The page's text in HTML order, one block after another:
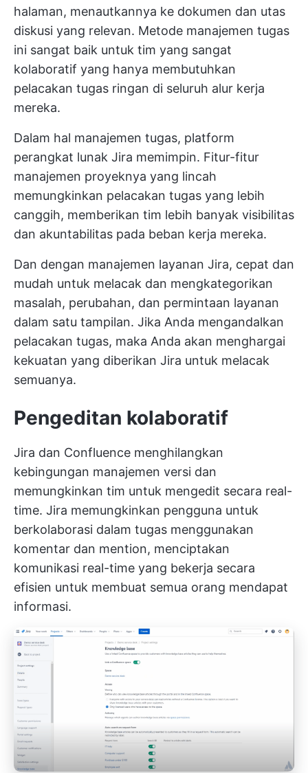
halaman, menautkannya ke dokumen dan utas
diskusi yang relevan. Metode manajemen tugas
ini sangat baik untuk tim yang sangat
kolaboratif yang hanya membutuhkan
pelacakan tugas ringan di seluruh alur kerja
mereka.
Dalam hal manajemen tugas, platform
perangkat lunak Jira memimpin. Fitur-fitur
manajemen proyeknya yang lincah
memungkinkan pelacakan tugas yang lebih
canggih, memberikan tim lebih banyak visibilitas
dan akuntabilitas pada beban kerja mereka.
Dan dengan manajemen layanan Jira, cepat dan
mudah untuk melacak dan mengkategorikan
masalah, perubahan, dan permintaan layanan
dalam satu tampilan. Jika Anda mengandalkan
pelacakan tugas, maka Anda akan menghargai
kekuatan yang diberikan Jira untuk melacak
semuanya.
Pengeditan kolaboratif
Jira dan Confluence menghilangkan
kebingungan manajemen versi dan
memungkinkan tim untuk mengedit secara real-
time. Jira memungkinkan pengguna untuk
berkolaborasi dalam tugas menggunakan
komentar dan mention, menciptakan
komunikasi real-time yang bekerja secara
efisien untuk membuat semua orang mendapat
informasi.